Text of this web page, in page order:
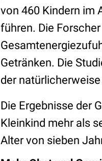
von 460 Kindern im
führen. Die
Getränken. Die
der
Die Ergebnisse der
Kleinkind mehr als
Alter von sieben